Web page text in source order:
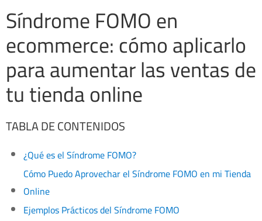
Síndrome FOMO en
ecommerce: cómo aplicarlo
para aumentar las ventas de
tu tienda online
TABLA DE CONTENIDOS
¿Qué es el Síndrome FOMO?
Cómo Puedo Aprovechar el Síndrome FOMO en mi Tienda
Online
Ejemplos Prácticos del Síndrome FOMO